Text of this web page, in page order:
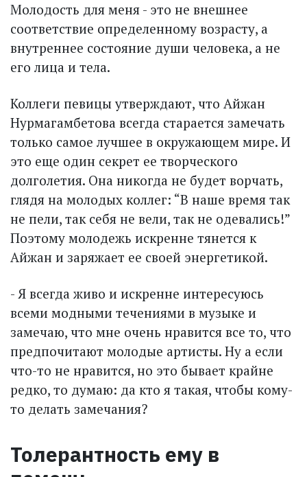
Молодость для меня - это не внешнее
соответствие определенному возрасту, а
внутреннее состояние души человека, а не
его лица и тела.
Коллеги певицы утверждают, что Айжан
Нурмагамбетова всегда старается замечать
только самое лучшее в окружающем мире. И
это еще один секрет ее творческого
долголетия. Она никогда не будет ворчать,
глядя на молодых коллег: “В наше время так
не пели, так себя не вели, так не одевались!”
Поэтому молодежь искренне тянется к
Айжан и заряжает ее своей энергетикой.
- Я всегда живо и искренне интересуюсь
всеми модными течениями в музыке и
замечаю, что мне очень нравится все то, что
предпочитают молодые артисты. Ну а если
что-то не нравится, но это бывает крайне
редко, то думаю: да кто я такая, чтобы кому-
то делать замечания?
Толерантность ему в